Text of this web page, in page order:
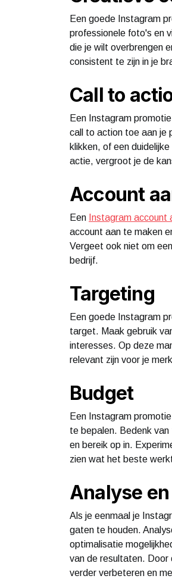
Een goede Instagram
professionele foto's en
die je wilt overbrengen
consistent te zijn in je
Call to
Een Instagram
call to action toe aan je
klikken, of een
actie, vergroot je de
Account
Een Instagram account
account aan te maken
Vergeet ook niet om
bedrijf.
Targeting
Een goede Instagram
target. Maak gebruik
interesses. Op deze
relevant zijn voor je
Budget
Een Instagram
te bepalen. Bedenk
en bereik op in.
zien wat het beste
Analyse
Als je eenmaal je
gaten te houden.
optimalisatie
van de resultaten. Door
verder verbeteren en